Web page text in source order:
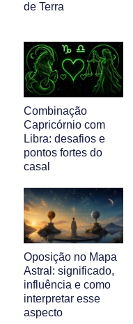
de Terra
Combinação
Capricórnio com
Libra: desafios e
pontos fortes do
casal
Oposição no Mapa
Astral: significado,
influência e como
interpretar esse
aspecto